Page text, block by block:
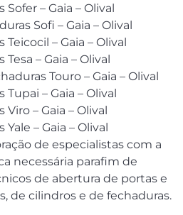
– Gaia – Olival
Sofi – Gaia – Olival
– Gaia – Olival
– Gaia – Olival
Touro – Gaia – Olival
– Gaia – Olival
– Gaia – Olival
– Gaia – Olival
de especialistas com a
necessária parafim de
de abertura de portas e
de cilindros e de fechaduras.